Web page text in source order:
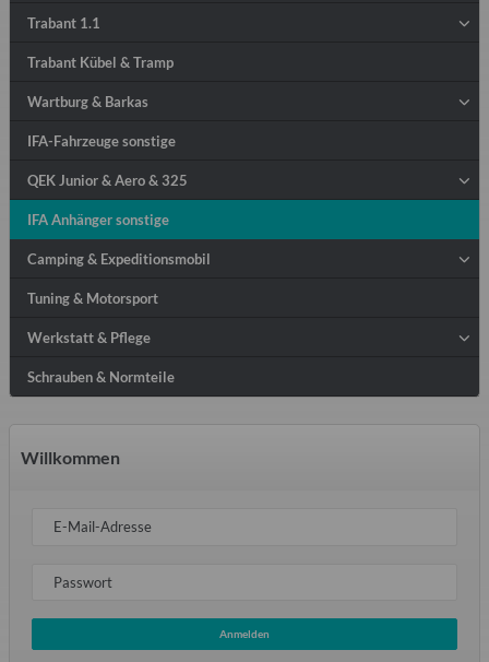
Trabant 1.1
Trabant Kübel & Tramp
Wartburg & Barkas
IFA-Fahrzeuge sonstige
QEK Junior & Aero & 325
IFA Anhänger sonstige
Camping & Expeditionsmobil
Tuning & Motorsport
Werkstatt & Pflege
Schrauben & Normteile
Willkommen
E-Mail-Adresse
Passwort
Anmelden